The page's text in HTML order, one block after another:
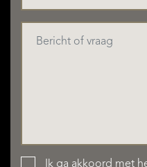
Ik ga akkoord met